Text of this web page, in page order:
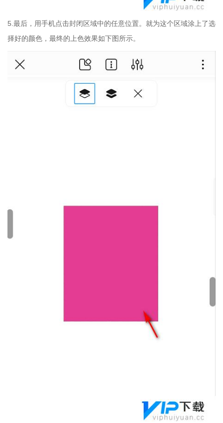
5.最后，用手机点击封闭区域中的任意位置。就为这个区域涂上了选
择好的颜色，最终的上色效果如下图所示。